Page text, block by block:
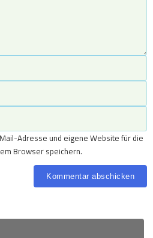
Adresse und eigene Website für die
Browser speichern.